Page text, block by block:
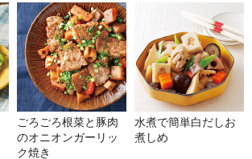
ごろごろ根菜と豚肉
のオニオンガーリッ
ク焼き
水煮で簡単白だしお
煮しめ